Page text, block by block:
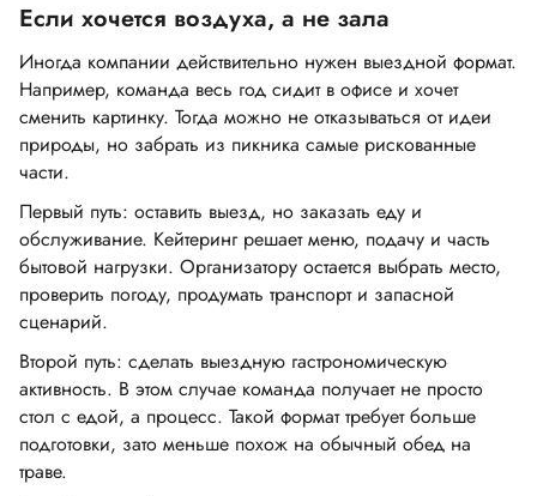
Если хочется воздуха, а не зала
Иногда компании действительно нужен выездной формат.
Например, команда весь год сидит в офисе и хочет
сменить картинку. Тогда можно не отказываться от идеи
природы, но забрать из пикника самые рискованные
части.
Первый путь: оставить выезд, но заказать еду и
обслуживание. Кейтеринг решает меню, подачу и часть
бытовой нагрузки. Организатору остается выбрать место,
проверить погоду, продумать транспорт и запасной
сценарий.
Второй путь: сделать выездную гастрономическую
активность. В этом случае команда получает не просто
стол с едой, а процесс. Такой формат требует больше
подготовки, зато меньше похож на обычный обед на
траве.